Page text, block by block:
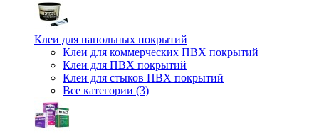
Клеи для напольных покрытий
Клеи для коммерческих ПВХ покрытий
Клеи для ПВХ покрытий
Клеи для стыков ПВХ покрытий
Все категории (3)